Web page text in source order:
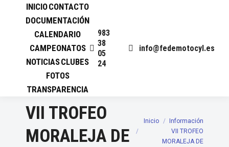
INICIOCONTACTO
DOCUMENTACIÓN
CALENDARIO
CAMPEONATOS
NOTICIASCLUBES
FOTOS
TRANSPARENCIA
983
38
05
24
info@fedemotocyl.es
VII TROFEO
MORALEJA DE
Estás aquí:
Inicio
Información
VII TROFEO
MORALEJA DE